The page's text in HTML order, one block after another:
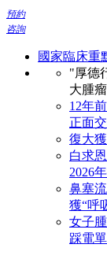
預約
咨詢
國家臨床重
"厚德
大腫
12年
正面
復大
白求
2026
鼻塞
獲“呼
女子
踩電